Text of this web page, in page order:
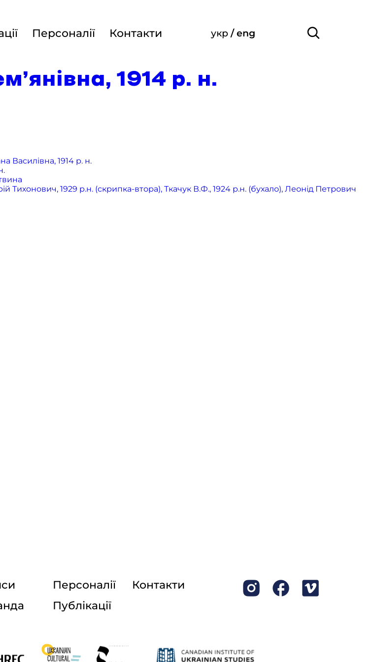
Персоналії Контакти укр / eng
1914 р. н.
Василівна, 1914 р. н.
Тихонович, 1929 р.н. (скрипка-втора), Ткачук В.Ф., 1924 р.н. (бухало), Леонід Петрович
Персоналії
Публікації
Контакти